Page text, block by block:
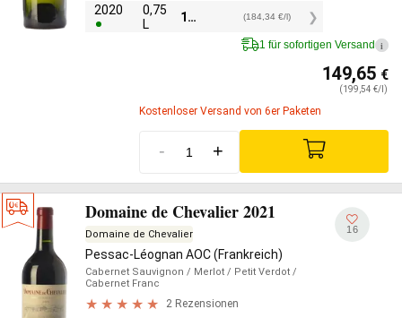
2020
0,75
L
138,25 (184,34 €/l)
1 für sofortigen Versand i
149,65 €
(199,54 €/l)
Kostenloser Versand von 6er Paketen
- +
Domaine de Chevalier 2021
Domaine de Chevalier
Pessac-Léognan AOC (Frankreich)
Cabernet Sauvignon / Merlot / Petit Verdot /
Cabernet Franc
2 Rezensionen
16